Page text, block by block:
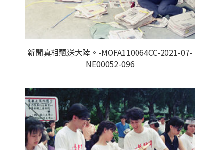
新聞真相飄送大陸。-MOFA110064CC-2021-07-
NE00052-096